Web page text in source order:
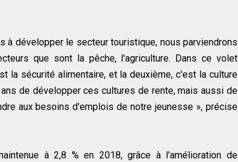
à développer le secteur touristique, nous parviendrons
que sont la pêche, l'agriculture. Dans ce volet
la sécurité alimentaire, et la deuxième, c'est la culture
de développer ces cultures de rente, mais aussi de
aux besoins d'emplois de notre jeunesse », précise
à 2,8 % en 2018, grâce à l'amélioration de